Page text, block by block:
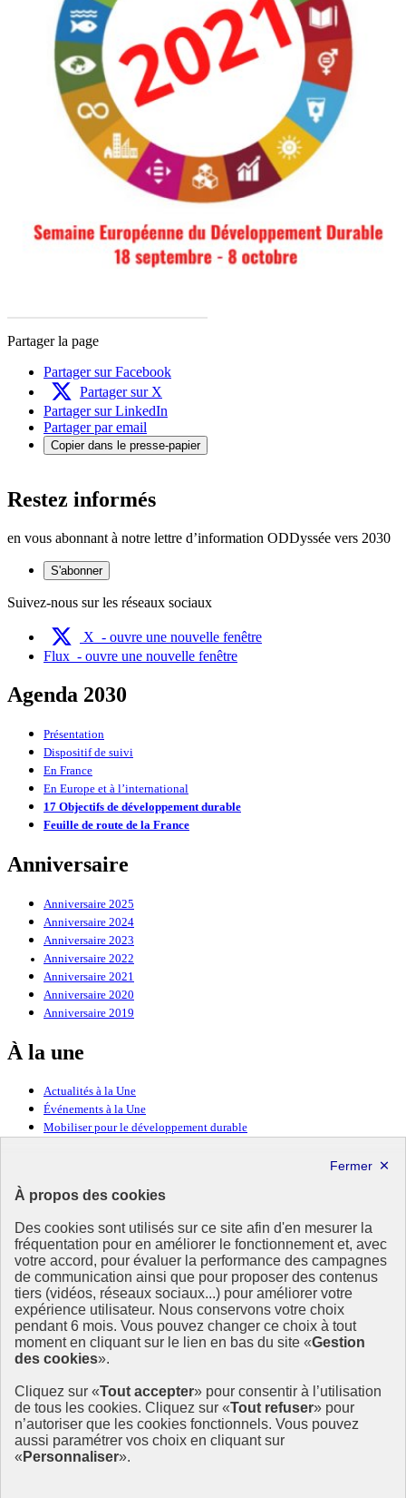
À propos des cookies
Des cookies sont utilisés sur ce site afin d'en mesurer la
fréquentation pour en améliorer le fonctionnement et, avec
votre accord, pour évaluer la performance des campagnes
de communication ainsi que pour proposer des contenus
tiers (vidéos, réseaux sociaux...) pour améliorer votre
expérience utilisateur. Nous conservons votre choix
pendant 6 mois. Vous pouvez changer ce choix à tout
moment en cliquant sur le lien en bas du site «Gestion
des cookies».
Cliquez sur «Tout accepter» pour consentir à l’utilisation
de tous les cookies. Cliquez sur «Tout refuser» pour
n’autoriser que les cookies fonctionnels. Vous pouvez
aussi paramétrer vos choix en cliquant sur
« Personnaliser».
Partager la page
Partager sur Facebook
Partager sur X
Partager sur LinkedIn
Partager par email
Copier dans le presse-papier
Restez informés
en vous abonnant à notre lettre d’information ODDyssée vers 2030
S'abonner
Suivez-nous sur les réseaux sociaux
X - ouvre une nouvelle fenêtre
Flux - ouvre une nouvelle fenêtre
Agenda 2030
Présentation
Dispositif de suivi
En France
En Europe et à l’international
17 Objectifs de développement durable
Feuille de route de la France
Anniversaire
Anniversaire 2025
Anniversaire 2024
Anniversaire 2023
Anniversaire 2022
Anniversaire 2021
Anniversaire 2020
Anniversaire 2019
À la une
Actualités à la Une
Événements à la Une
Mobiliser pour le développement durable
Ressources
Ressources
La Méth’ODD
Gouvernement
Ce site propose l’information de référence concernant l’Agenda
2030 et la feuille de route de la France. Il valorise la mobilisation de
tous les acteurs.
info.gouv.fr- ouvre une nouvelle fenêtre
service-public.fr - ouvre une nouvelle fenêtre
legifrance.gouv.fr- ouvre une nouvelle fenêtre
data.gouv.fr- ouvre une nouvelle fenêtre
Plan du site